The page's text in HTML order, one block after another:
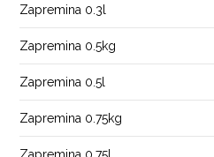
Zapremina 0.3l
Zapremina 0.5kg
Zapremina 0.5l
Zapremina 0.75kg